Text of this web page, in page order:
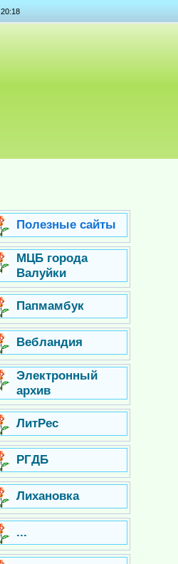
Полезные сайты
МЦБ города
Валуйки
Папмамбук
Вебландия
Электронный
архив
ЛитРес
РГДБ
Лихановка
...